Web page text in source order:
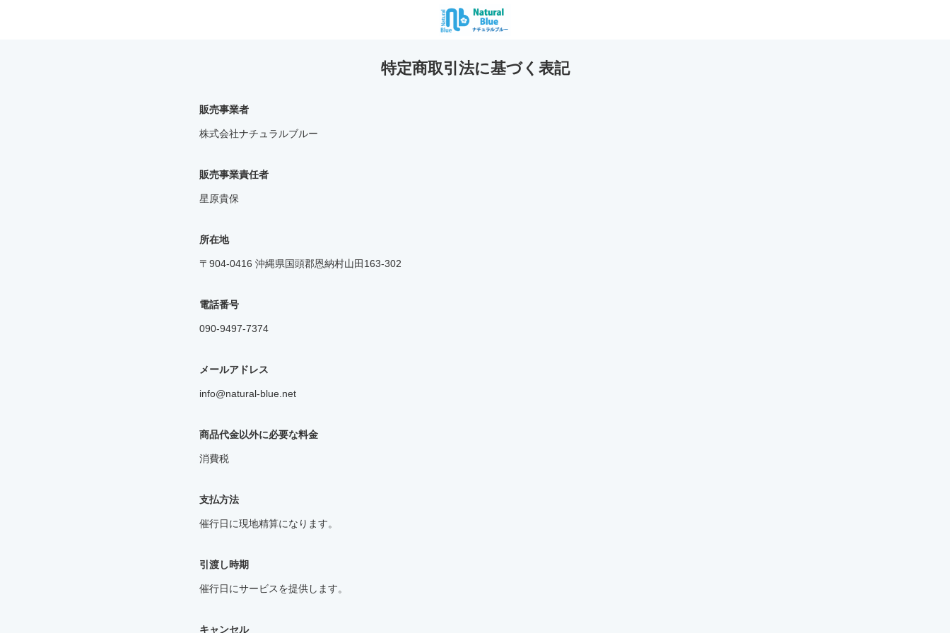
特定商取引法に基づく表記
販売事業者
株式会社ナチュラルブルー
販売事業責任者
星原貴保
所在地
〒904-0416 沖縄県国頭郡恩納村山田163-302
電話番号
090-9497-7374
メールアドレス
info@natural-blue.net
商品代金以外に必要な料金
消費税
支払方法
催行日に現地精算になります。
引渡し時期
催行日にサービスを提供します。
キャンセル